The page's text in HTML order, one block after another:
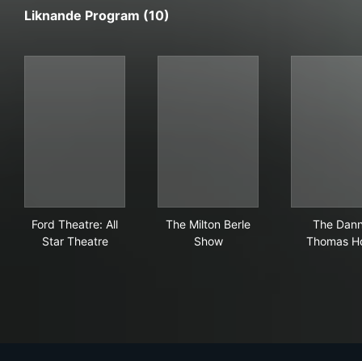
Liknande Program (10)
Ford Theatre: All
Star Theatre
The Milton Berle
Show
The
Thomas